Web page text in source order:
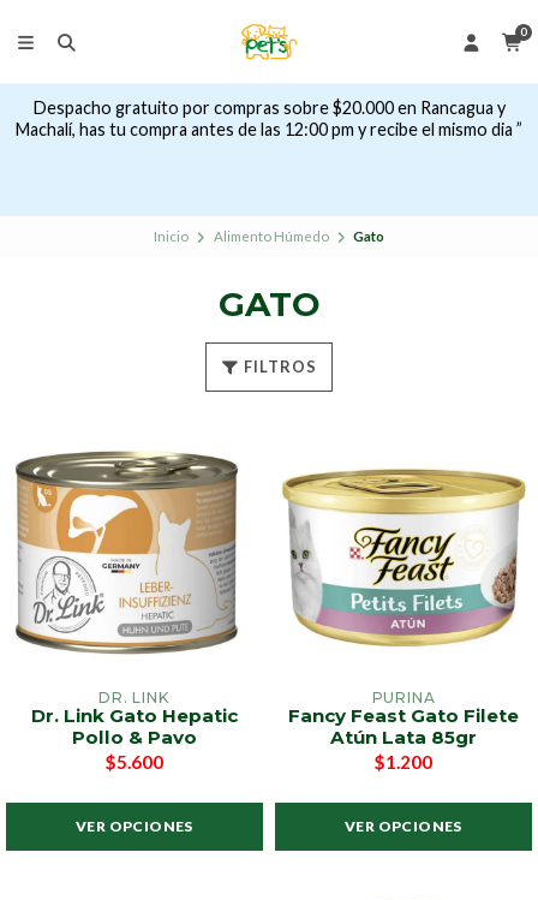
0
Despacho gratuito por compras sobre $20.000 en Rancagua y
Machalí, has tu compra antes de las 12:00 pm y recibe el mismo dia ”
Inicio Alimento Húmedo Gato
GATO
FILTROS
DR. LINK
Dr. Link Gato Hepatic
Pollo & Pavo
$5.600
VER OPCIONES
PURINA
Fancy Feast Gato Filete
Atún Lata 85gr
$1.200
VER OPCIONES